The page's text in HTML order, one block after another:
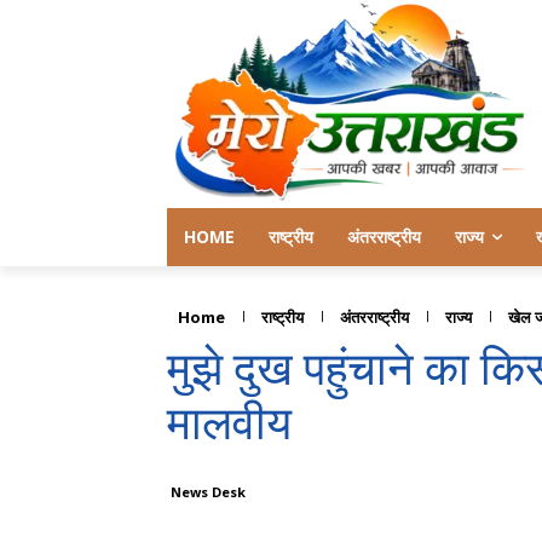
HOME राष्ट्रीय अंतरराष्ट्रीय राज्य
Home राष्ट्रीय अंतरराष्ट्रीय राज्य खेल
मुझे दुख पहुंचाने का
मालवीय
News Desk